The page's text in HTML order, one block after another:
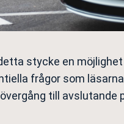
stycke en
frågor som
till